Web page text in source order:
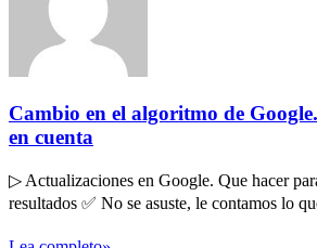
Cambio en el algoritmo de
en cuenta
▷ Actualizaciones en Google. Que hacer
resultados ✅ No se asuste, le contamos lo